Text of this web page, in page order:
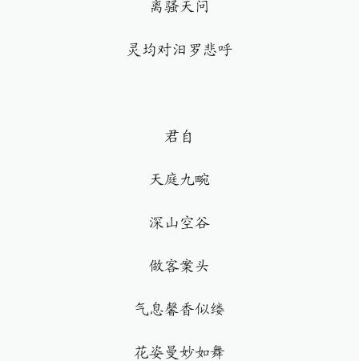
离骚天问
灵均对汨罗悲呼
君自
天庭九畹
深山空谷
做客案头
气息馨香似缕
花姿曼妙如舞